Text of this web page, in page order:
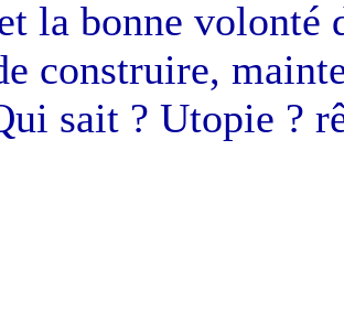
la bonne volonté
construire,
sait ? Utopie ?